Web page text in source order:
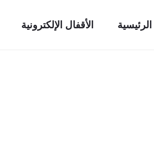
الرئيسية الأقفال الإلكترونية